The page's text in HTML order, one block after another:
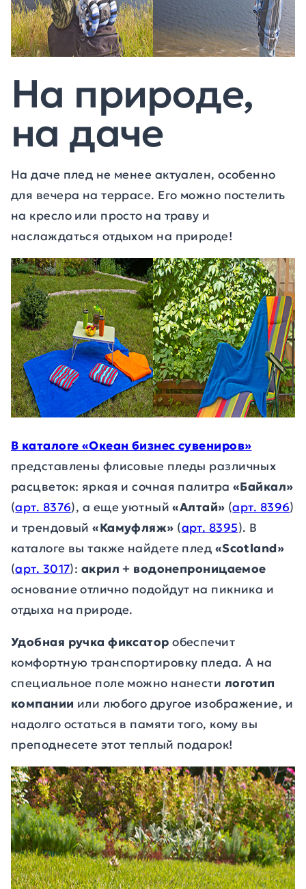
На природе,
на даче
На даче плед не менее актуален, особенно
для вечера на террасе. Его можно постелить
на кресло или просто на траву и
наслаждаться отдыхом на природе!
В каталоге «Океан бизнес сувениров»
представлены флисовые пледы различных
расцветок: яркая и сочная палитра «Байкал»
(арт. 8376), а еще уютный«Алтай» (арт. 8396)
и трендовый«Камуфляж» (арт. 8395). В
каталоге вы также найдете плед «Scotland»
(арт. 3017): акрил + водонепроницаемое
основание отлично подойдут на пикника и
отдыха на природе.
Удобная ручка фиксатор обеспечит
комфортную транспортировку пледа. А на
специальное поле можно нанести логотип
компании или любого другое изображение, и
надолго остаться в памяти того, кому вы
преподнесете этот теплый подарок!